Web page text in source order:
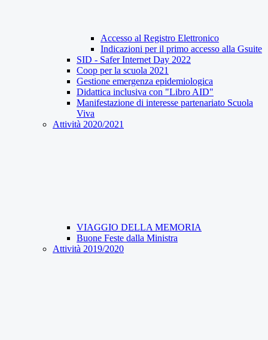
Accesso al Registro Elettronico
Indicazioni per il primo accesso alla Gsuite
SID - Safer Internet Day 2022
Coop per la scuola 2021
Gestione emergenza epidemiologica
Didattica inclusiva con "Libro AID"
Manifestazione di interesse partenariato Scuola
Viva
Attività 2020/2021
VIAGGIO DELLA MEMORIA
Buone Feste dalla Ministra
Attività 2019/2020